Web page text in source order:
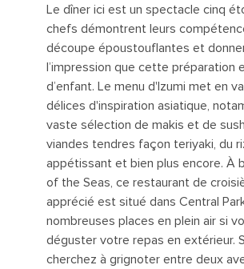
Le dîner ici est un spectacle cinq
chefs démontrent leurs
découpe époustouflantes et
l’impression que cette préparation
d’enfant. Le menu d'Izumi met en
délices d'inspiration asiatique,
vaste sélection de makis et de
viandes tendres façon teriyaki, du
appétissant et bien plus encore. À
of the Seas, ce restaurant de
apprécié est situé dans Central
nombreuses places en plein air si
déguster votre repas en extérieur.
cherchez à grignoter entre deux